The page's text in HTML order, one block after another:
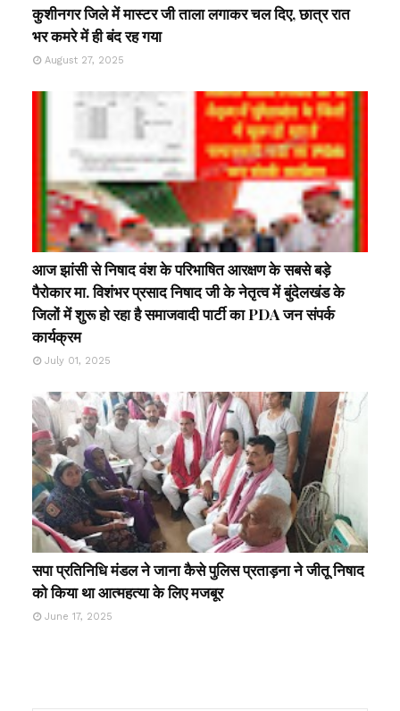
कुशीनगर जिले में मास्टर जी ताला लगाकर चल दिए, छात्र रात
भर कमरे में ही बंद रह गया
August 27, 2025
आज झांसी से निषाद वंश के परिभाषित आरक्षण के सबसे बड़े
पैरोकार मा. विशंभर प्रसाद निषाद जी के नेतृत्व में बुंदेलखंड के
जिलों में शुरू हो रहा है समाजवादी पार्टी का PDA जन संपर्क
कार्यक्रम
July 01, 2025
सपा प्रतिनिधि मंडल ने जाना कैसे पुलिस प्रताड़ना ने जीतू निषाद
को किया था आत्महत्या के लिए मजबूर
June 17, 2025